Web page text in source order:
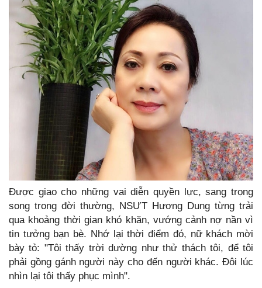
Được giao cho những vai diễn quyền lực, sang trọng
song trong đời thường, NSƯT Hương Dung từng trải
qua khoảng thời gian khó khăn, vướng cảnh nợ nần vì
tin tưởng bạn bè. Nhớ lại thời điểm đó, nữ khách mời
bày tỏ: "Tôi thấy trời dường như thử thách tôi, để tôi
phải gồng gánh người này cho đến người khác. Đôi lúc
nhìn lại tôi thấy phục mình".